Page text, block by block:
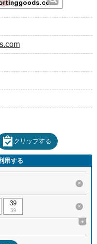
クリップする
用する
×
39
39
×
+